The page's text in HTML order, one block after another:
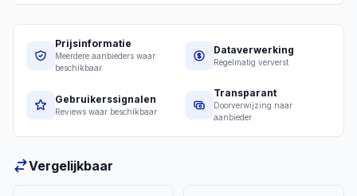
Prijsinformatie
Meerdere aanbieders waar
beschikbaar
Dataverwerking
Regelmatig ververst
Gebruikerssignalen
Reviews waar beschikbaar
Transparant
Doorverwijzing naar
aanbieder
Vergelijkbaar